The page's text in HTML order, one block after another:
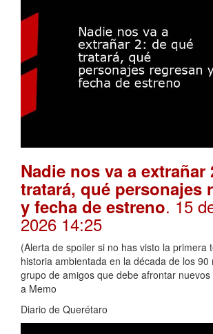
Nadie nos va a extrañar
tratará, qué personajes
y fecha de estreno. 15
2026 14:25
(Alerta de spoiler si no has visto la primera
historia ambientada en la década de los 90
grupo de amigos que debe afrontar
a Memo
Diario de Querétaro